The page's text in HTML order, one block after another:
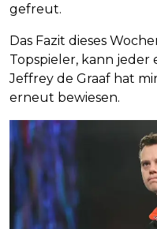
gefreut.
Das Fazit dieses
Topspieler, kann jeder
Jeffrey de Graaf hat
erneut bewiesen.